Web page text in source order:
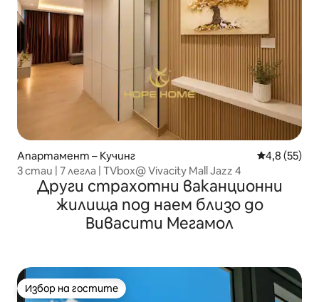
Апартамент – Кучинг Средна
4,8 (55)
3 стаи | 7 легла | TVbox@ Vivacity Mall Jazz 4
Други страхотни ваканционни
жилища под наем близо до
Вивасити Мегамол
Избор на гостите
Избор на гостите